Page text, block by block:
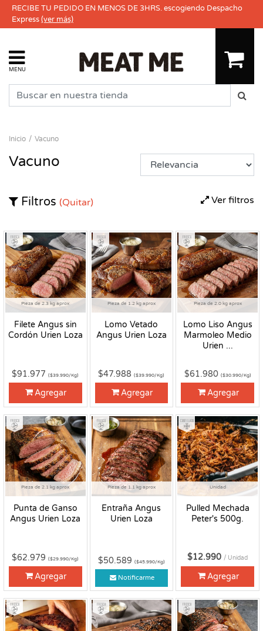
RECIBE TU PEDIDO EN MENOS DE 3HRS. escogiendo Despacho
Express(ver más)
MENU
Inicio Vacuno
Vacuno
Ver filtros
Filtros (Quitar)
Pieza de 2.3 kg aprox
Filete Angus sin
Cordón Urien Loza
Fresco
$91.977($39.990/Kg)
Agregar
Pieza de 1.2 kg aprox
Lomo Vetado
Angus Urien Loza
Fresco
$47.988($39.990/Kg)
Agregar
Pieza de 2.0 kg aprox
Lomo Liso Angus
Marmoleo Medio
Urien ...
Fresco
$61.980 ($30.990/Kg)
Agregar
Pieza de 2.1 kg aprox
Punta de Ganso
Angus Urien Loza
Fresco
$62.979($29.990/Kg)
Agregar
Pieza de 1.1 kg aprox
Entraña Angus
Urien Loza
Fresco
$50.589 ($45.990/Kg)
Notificarme
Unidad
Pulled Mechada
Peter's 500g.
Congelado
$12.990 / Unidad
Agregar
Fresco Fresco Fresco